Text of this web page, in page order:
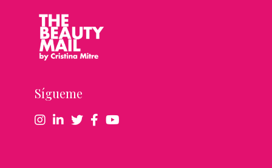
Sígueme